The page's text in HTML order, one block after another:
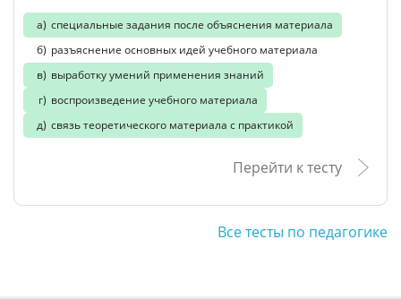
специальные задания после объяснения материала
разъяснение основных идей учебного материала
выработку умений применения знаний
воспроизведение учебного материала
связь теоретического материала с практикой
Перейти к тесту
Все тесты по педагогике